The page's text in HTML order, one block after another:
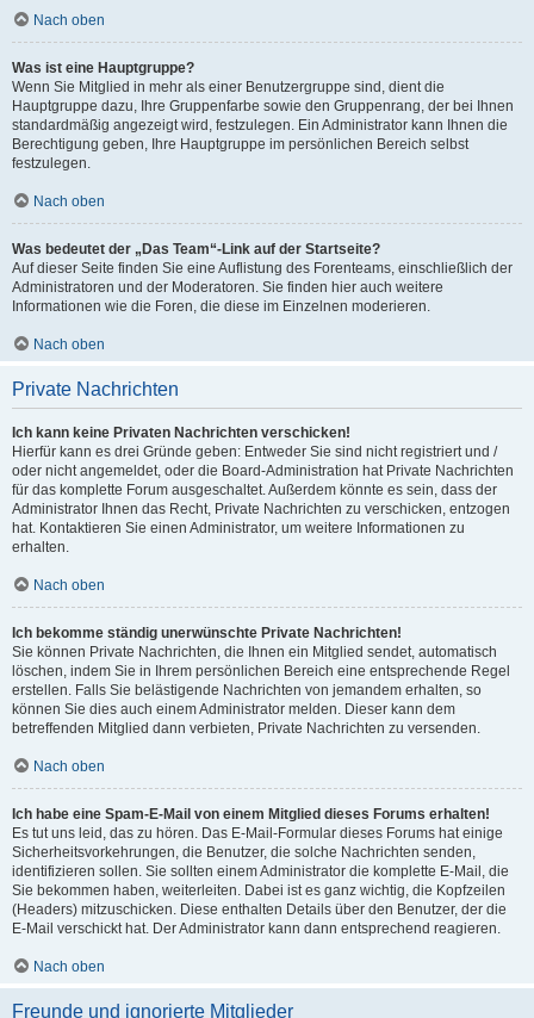
Nach oben
Was ist eine Hauptgruppe?
Wenn Sie Mitglied in mehr als einer Benutzergruppe sind, dient die
Hauptgruppe dazu, Ihre Gruppenfarbe sowie den Gruppenrang, der bei Ihnen
standardmäßig angezeigt wird, festzulegen. Ein Administrator kann Ihnen die
Berechtigung geben, Ihre Hauptgruppe im persönlichen Bereich selbst
festzulegen.
Nach oben
Was bedeutet der „Das Team“-Link auf der Startseite?
Auf dieser Seite finden Sie eine Auflistung des Forenteams, einschließlich der
Administratoren und der Moderatoren. Sie finden hier auch weitere
Informationen wie die Foren, die diese im Einzelnen moderieren.
Nach oben
Private Nachrichten
Ich kann keine Privaten Nachrichten verschicken!
Hierfür kann es drei Gründe geben: Entweder Sie sind nicht registriert und /
oder nicht angemeldet, oder die Board-Administration hat Private Nachrichten
für das komplette Forum ausgeschaltet. Außerdem könnte es sein, dass der
Administrator Ihnen das Recht, Private Nachrichten zu verschicken, entzogen
hat. Kontaktieren Sie einen Administrator, um weitere Informationen zu
erhalten.
Nach oben
Ich bekomme ständig unerwünschte Private Nachrichten!
Sie können Private Nachrichten, die Ihnen ein Mitglied sendet, automatisch
löschen, indem Sie in Ihrem persönlichen Bereich eine entsprechende Regel
erstellen. Falls Sie belästigende Nachrichten von jemandem erhalten, so
können Sie dies auch einem Administrator melden. Dieser kann dem
betreffenden Mitglied dann verbieten, Private Nachrichten zu versenden.
Nach oben
Ich habe eine Spam-E-Mail von einem Mitglied dieses Forums erhalten!
Es tut uns leid, das zu hören. Das E-Mail-Formular dieses Forums hat einige
Sicherheitsvorkehrungen, die Benutzer, die solche Nachrichten senden,
identifizieren sollen. Sie sollten einem Administrator die komplette E-Mail, die
Sie bekommen haben, weiterleiten. Dabei ist es ganz wichtig, die Kopfzeilen
(Headers) mitzuschicken. Diese enthalten Details über den Benutzer, der die
E-Mail verschickt hat. Der Administrator kann dann entsprechend reagieren.
Nach oben
Freunde und ignorierte Mitglieder